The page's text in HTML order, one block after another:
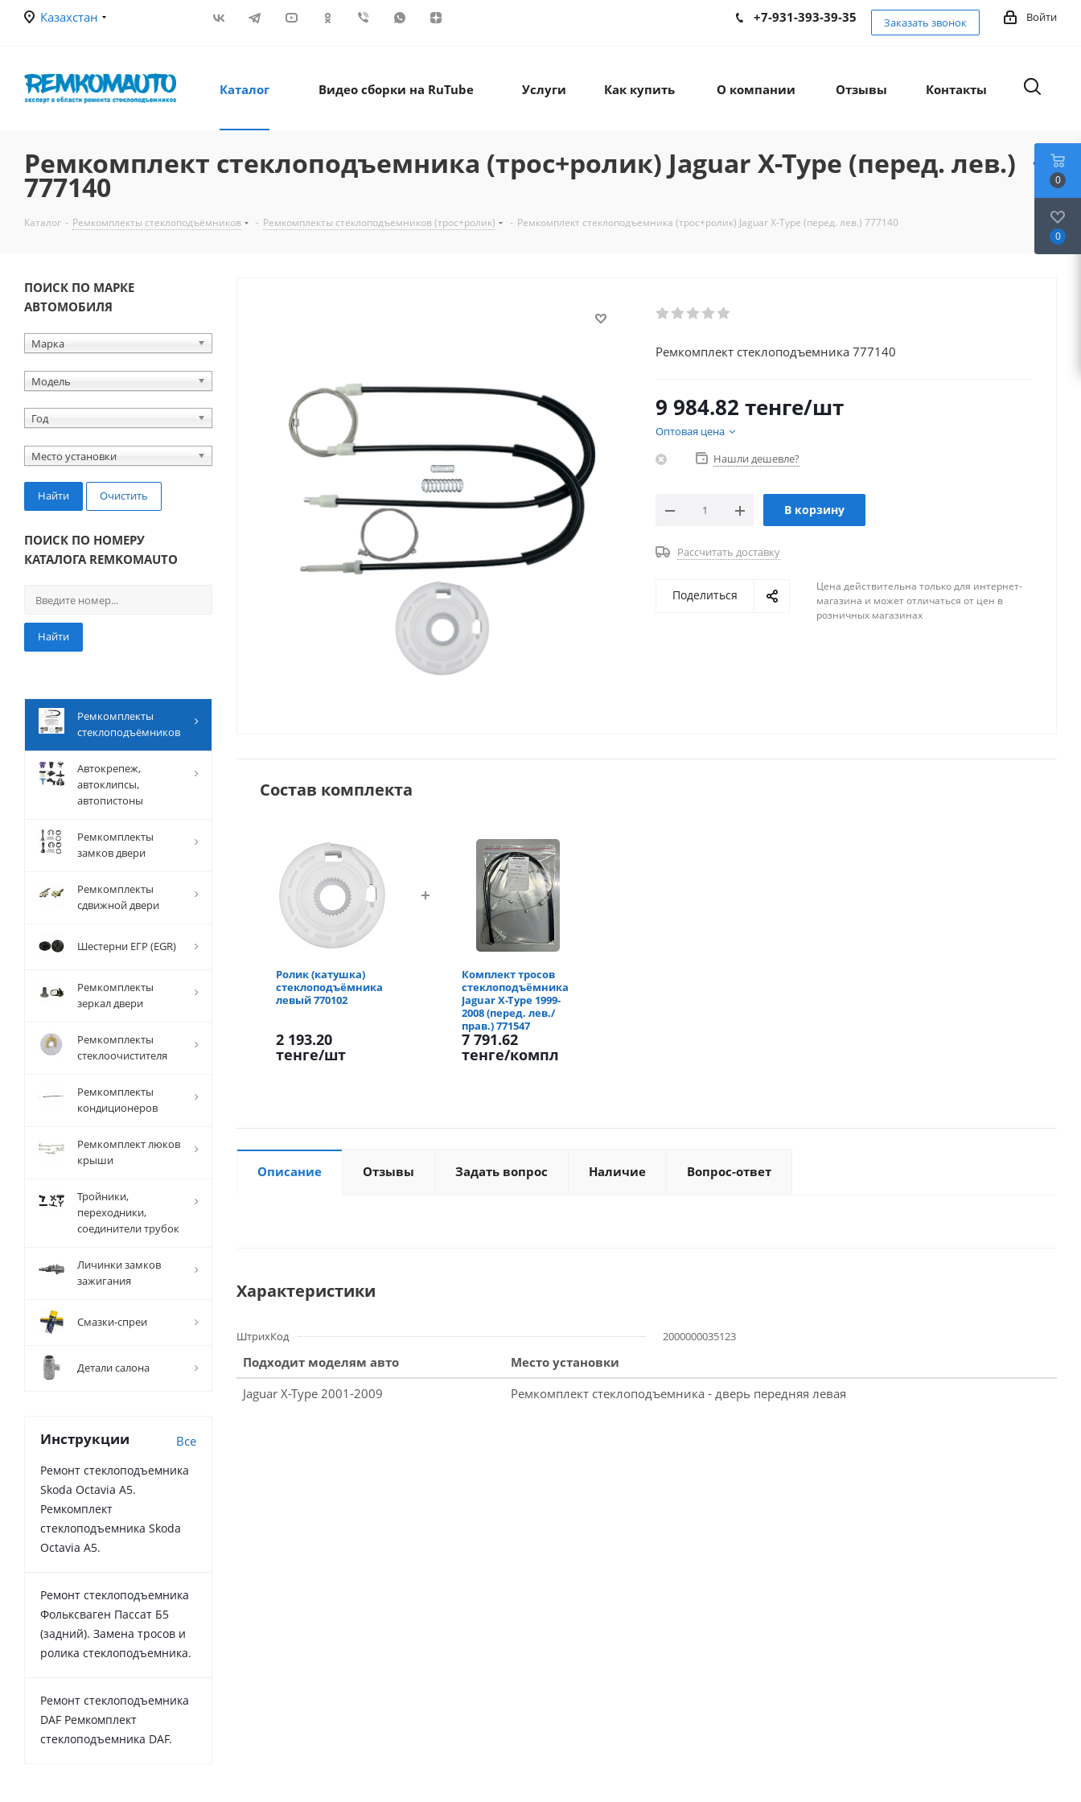
Казахстан Войти
+7-931-393-39-35 Заказать звонок
Каталог Видео сборки на RuTube Услуги Как купить О компании Отзывы Контакты
Ремкомплект стеклоподъемника (трос+ролик) Jaguar X-Type (перед. лев.)
777140
Каталог - Ремкомплекты стеклоподъёмников - Ремкомплекты стеклоподъемников (трос+ролик) - Ремкомплект стеклоподъемника (трос+ролик) Jaguar X-Type (перед. лев.) 777140
ПОИСК ПО МАРКЕ
АВТОМОБИЛЯ
Марка
Модель
Год
Место установки
Найти Очистить
ПОИСК ПО НОМЕРУ
КАТАЛОГА REMKOMAUTO
Найти
Ремкомплекты
стеклоподъёмников
Автокрепеж,
автоклипсы,
автопистоны
Ремкомплекты
замков двери
Ремкомплекты
сдвижной двери
Шестерни ЕГР (EGR)
Ремкомплекты
зеркал двери
Ремкомплекты
стеклоочистителя
Ремкомплекты
кондиционеров
Ремкомплект люков
крыши
Тройники,
переходники,
соединители трубок
Личинки замков
зажигания
Смазки-спреи
Детали салона
Инструкции Все
Ремонт стеклоподъемника
Skoda Octavia A5.
Ремкомплект
стеклоподъемника Skoda
Octavia A5.
Ремонт стеклоподъемника
Фольксваген Пассат Б5
(задний). Замена тросов и
ролика стеклоподъемника.
Ремонт стеклоподъемника
DAF Ремкомплект
стеклоподъемника DAF.
Ремкомплект стеклоподъемника 777140
9 984.82 тенге/шт
Оптовая цена
Нашли дешевле?
В корзину
Рассчитать доставку
Поделиться
Цена действительна только для интернет-
магазина и может отличаться от цен в
розничных магазинах
Состав комплекта
Ролик (катушка)
стеклоподъёмника
левый 770102
2 193.20
тенге/шт
Комплект тросов
стеклоподъёмника
Jaguar X-Type 1999-
2008 (перед. лев./
прав.) 771547
7 791.62
тенге/компл
Описание Отзывы Задать вопрос Наличие Вопрос-ответ
Характеристики
ШтрихКод 2000000035123
Подходит моделям авто
Место установки
Jaguar X-Type 2001-2009
Ремкомплект стеклоподъемника - дверь передняя левая
0
0